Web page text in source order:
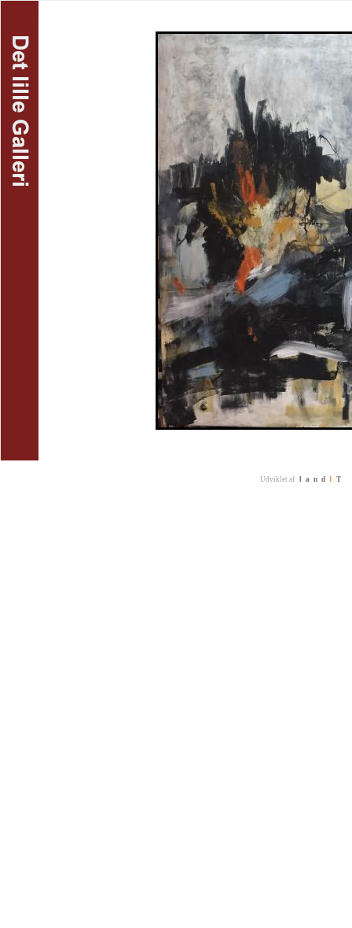
Udviklet af land I T